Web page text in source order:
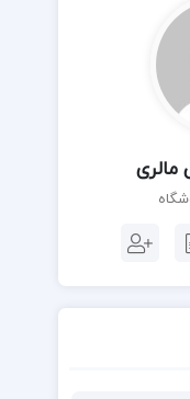
مالری